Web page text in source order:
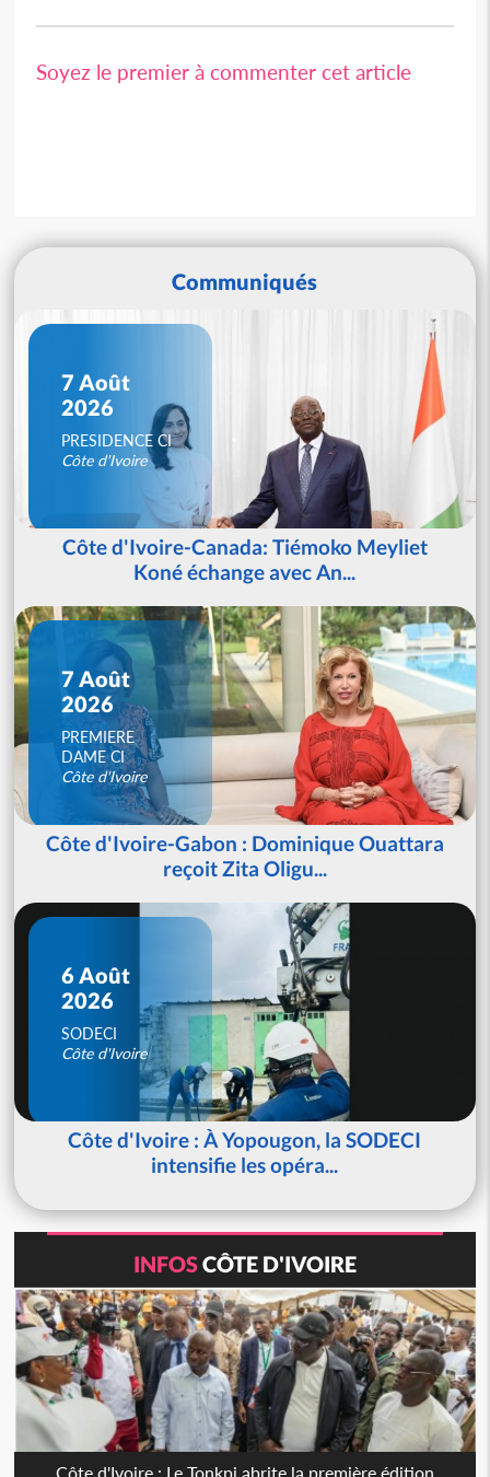
Soyez le premier à commenter cet article
Communiqués
7 Août
2026
PRESIDENCE CI
Côte d'Ivoire
Côte d'Ivoire-Canada: Tiémoko Meyliet
Koné échange avec An...
7 Août
2026
PREMIERE
DAME CI
Côte d'Ivoire
Côte d'Ivoire-Gabon : Dominique Ouattara
reçoit Zita Oligu...
6 Août
2026
SODECI
Côte d'Ivoire
Côte d'Ivoire : À Yopougon, la SODECI
intensifie les opéra...
INFOSCÔTE D'IVOIRE
Côte d'Ivoire : Le Tonkpi abrite la première édition